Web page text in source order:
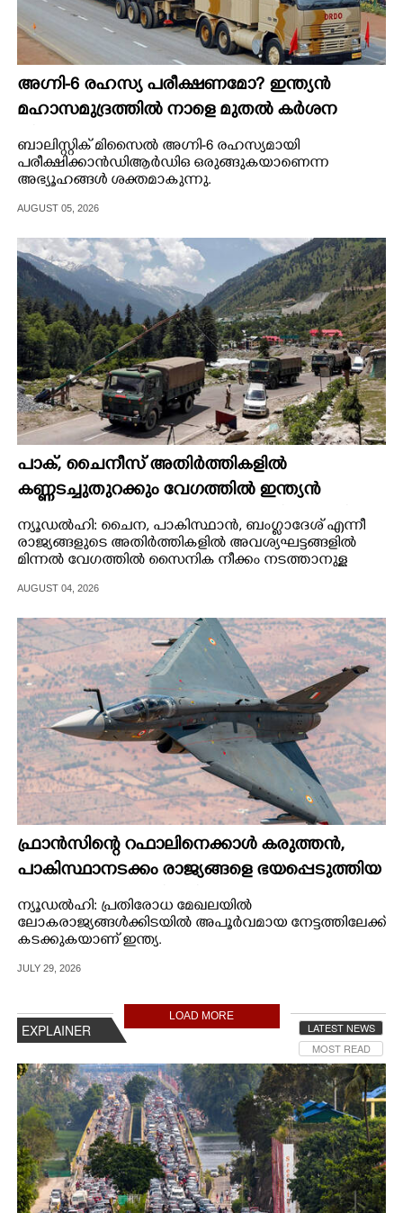
അഗ്നി-6 രഹസ്യ പരീക്ഷണമോ? ഇന്ത്യൻ
മഹാസമുദ്രത്തിൽ നാളെ മുതൽ കർശന
നിയന്ത്രണം,വ്യോമ-സമുദ്ര പാതകൾ അടയ്ക്കും
ബാലിസ്റ്റിക് മിസൈൽ അഗ്നി-6 രഹസ്യമായി
പരീക്ഷിക്കാൻ ഡിആർഡിഒ ഒരുങ്ങുകയാണെന്ന
അഭ്യൂഹങ്ങൾ ശക്തമാകുന്നു.
AUGUST 05, 2026
പാക്, ചൈനീസ് അതിർത്തികളിൽ
കണ്ണടച്ചുതുറക്കും വേഗത്തിൽ ഇന്ത്യൻ
സൈന്യമെത്തും, പുത്തൻ പദ്ധതിയുമായി
കേന്ദ്രസർക്കാർ
ന്യൂഡൽഹി: ചൈന, പാകിസ്ഥാൻ, ബംഗ്ളാദേശ് എന്നീ
രാജ്യങ്ങളുടെ അതിർത്തികളിൽ അവശ്യഘട്ടങ്ങളിൽ
മിന്നൽ വേഗത്തിൽ സൈനിക നീക്കം നടത്താനുള്ള
AUGUST 04, 2026
ഫ്രാൻസിന്റെ റഫാലിനെക്കാൾ കരുത്തൻ,​
പാകിസ്ഥാനടക്കം രാജ്യങ്ങളെ ഭയപ്പെടുത്തിയ
ആയുധം,​ ഇന്ത്യ നിർമ്മിച്ച എണ്ണം 100ലേക്ക്
ന്യൂഡൽഹി: പ്രതിരോധ മേഖലയിൽ
ലോകരാജ്യങ്ങൾക്കിടയിൽ അപൂർവമായ നേട്ടത്തിലേക്ക്
കടക്കുകയാണ് ഇന്ത്യ.
JULY 29, 2026
LOAD MORE
EXPLAINER
LATEST NEWS
MOST READ